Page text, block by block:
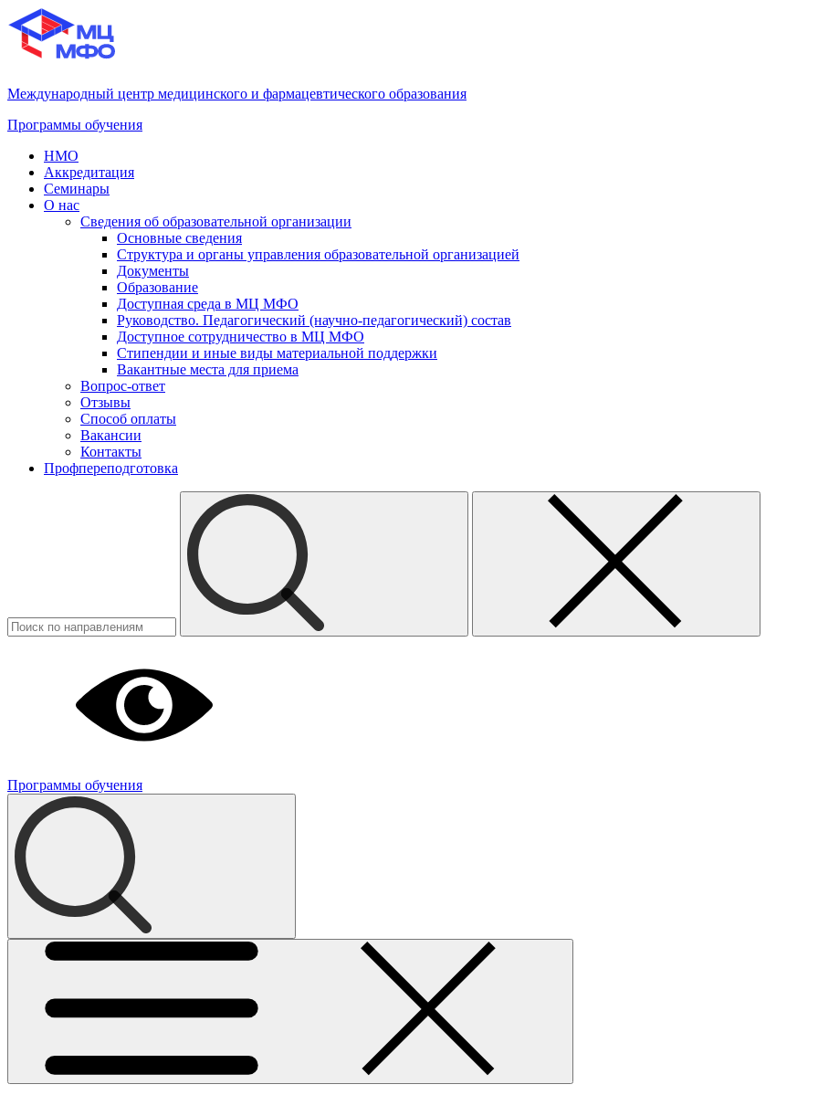
Международный центр медицинского и фармацевтического образования
Программы обучения
НМО
Аккредитация
Семинары
О нас
Сведения об образовательной организации
Основные сведения
Структура и органы управления образовательной организацией
Документы
Образование
Доступная среда в МЦ МФО
Руководство. Педагогический (научно-педагогический) состав
Доступное сотрудничество в МЦ МФО
Стипендии и иные виды материальной поддержки
Вакантные места для приема
Вопрос-ответ
Отзывы
Способ оплаты
Вакансии
Контакты
Профпереподготовка
Программы обучения